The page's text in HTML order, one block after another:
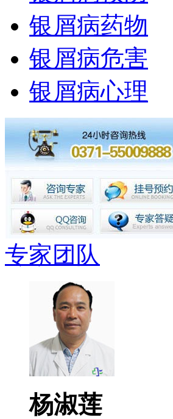
银屑病药物
银屑病危害
银屑病心理
专家团队
杨淑莲